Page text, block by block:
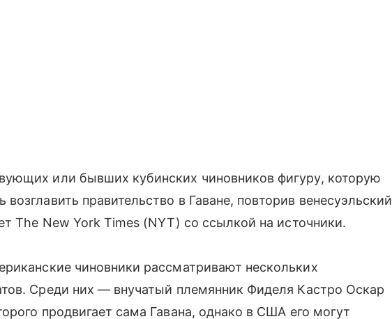
или бывших кубинских чиновников фигуру, которую
правительство в Гаване, повторив венесуэльский
The New York Times (NYT) со ссылкой на источники.
чиновники рассматривают нескольких
Среди них — внучатый племянник Фиделя Кастро Оскар
продвигает сама Гавана, однако в США его могут